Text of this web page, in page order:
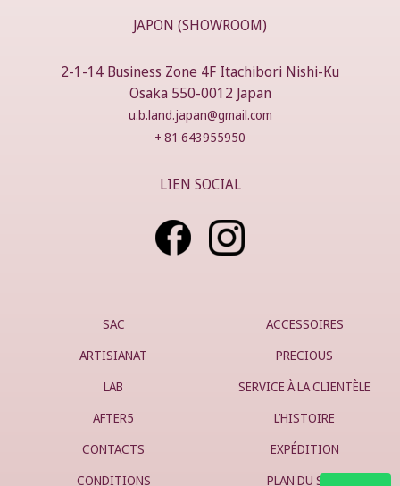
JAPON (SHOWROOM)
2-1-14 Business Zone 4F Itachibori Nishi-Ku
Osaka 550-0012 Japan
u.b.land.japan@gmail.com
+ 81 643955950
LIEN SOCIAL
SAC
ACCESSOIRES
ARTISIANAT
PRECIOUS
LAB
SERVICE À LA CLIENTÈLE
AFTER5
L’HISTOIRE
CONTACTS
EXPÉDITION
CONDITIONS
PLAN DU SITE